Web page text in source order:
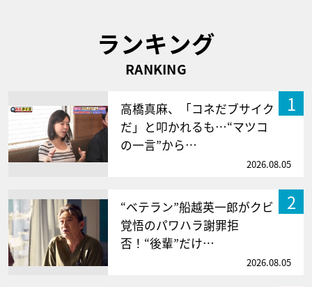
ランキング
RANKING
1
高橋真麻、「コネだブサイク
だ」と叩かれるも…“マツコ
の一言”から…
2026.08.05
2
“ベテラン”船越英一郎がクビ
覚悟のパワハラ謝罪拒
否！“後輩”だけ…
2026.08.05